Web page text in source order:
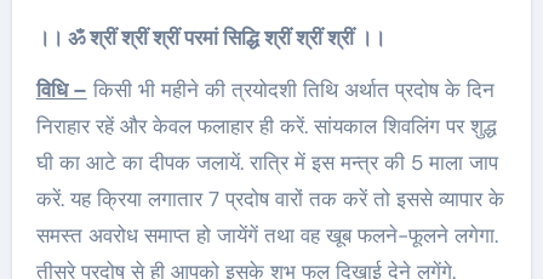
।। ॐ श्रीं श्रीं श्रीं परमां सिद्धि श्रीं श्रीं श्रीं ।।
विधि – किसी भी महीने की त्रयोदशी तिथि अर्थात प्रदोष के दिन
निराहार रहें और केवल फलाहार ही करें. सांयकाल शिवलिंग पर शुद्ध
घी का आटे का दीपक जलायें. रात्रि में इस मन्त्र की 5 माला जाप
करें. यह क्रिया लगातार 7 प्रदोष वारों तक करें तो इससे व्यापार के
समस्त अवरोध समाप्त हो जायेंगें तथा वह खूब फलने-फूलने लगेगा.
तीसरे प्रदोष से ही आपको इसके शुभ फल दिखाई देने लगेंगे.